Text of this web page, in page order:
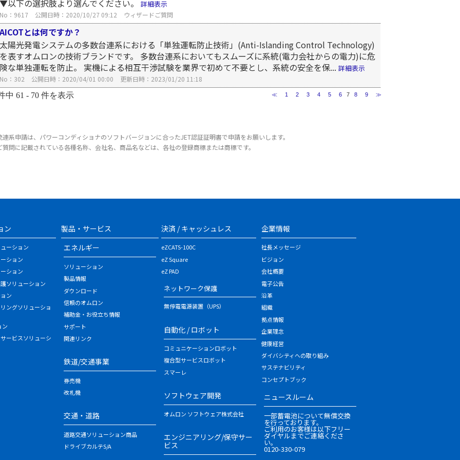
▼以下の選択肢より選んでください。
詳細表示
No：9617 公開日時：2020/10/27 09:12 ウィザードご質問
AICOTとは何ですか？
太陽光発電システムの多数台連系における「単独運転防止技術」(Anti-Islanding Control Technology)
を表すオムロンの技術ブランドです。 多数台連系においてもスムーズに系統(電力会社からの電力)に危
険な単独運転を防止。 実機による相互干渉試験を業界で初めて不要とし、系統の安全を保... 詳細表示
No：302 公開日時：2020/04/01 00:00
更新日時：2023/01/20 11:18
中 61 - 70 件を表示
≪ 1 2 3 4 5 6 7 8 9 ≫
系申請は、パワーコンディショナのソフトバージョンに合ったJET認証証明書で申請をお願いします。
問に記載されている各種名称、会社名、商品名などは、各社の登録商標または商標です。
ン
ーション
ション
ション
ソリューション
ン
ングソリューショ
ン
ービスソリューシ
製品・サービス
エネルギー
ソリューション
製品情報
ダウンロード
信頼のオムロン
補助金・お役立ち情報
サポート
関連リンク
鉄道/交通事業
券売機
改札機
交通・道路
道路交通ソリューション商品
ドライブカルテS/A
決済 / キャッシュレス
eZCATS-100C
eZ Square
eZ PAD
ネットワーク保護
無停電電源装置（UPS）
自動化 / ロボット
コミュニケーションロボット
複合型サービスロボット
スマーレ
ソフトウェア開発
オムロン ソフトウェア株式会社
エンジニアリング/保守サー
ビス
企業情報
社長メッセージ
ビジョン
会社概要
電子公告
沿革
組織
拠点情報
企業理念
健康経営
ダイバシティへの取り組み
サステナビリティ
コンセプトブック
ニュースルーム
一部蓄電池について無償交換
を行っております。
ご利用のお客様は以下フリー
ダイヤルまでご連絡くださ
い。
0120-330-079